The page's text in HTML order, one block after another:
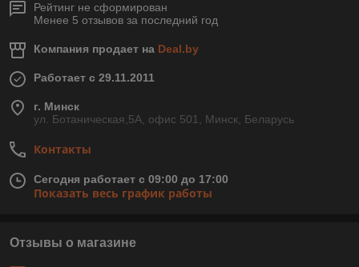
Рейтинг не сформирован
Менее 5 отзывов за последний год
Компания продает на Deal.by
Работает с 29.11.2011
г. Минск
ул. Ботаническая,5А, офис 501, Минск, Беларусь
Контакты
Сегодня работает с 09:00 до 17:00
Показать весь график работы
Отзывы о магазине